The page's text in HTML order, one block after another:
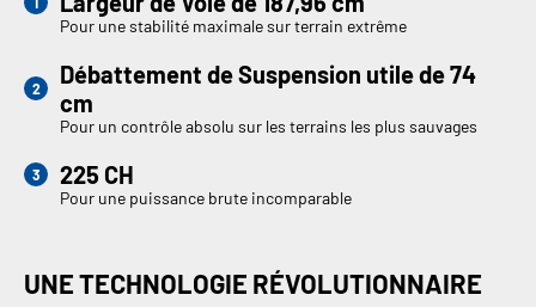
Pour une stabilité maximale sur terrain extrême
Débattement de Suspension utile de 74
cm
Pour un contrôle absolu sur les terrains les plus sauvages
225 CH
Pour une puissance brute incomparable
UNE TECHNOLOGIE RÉVOLUTIONNAIRE